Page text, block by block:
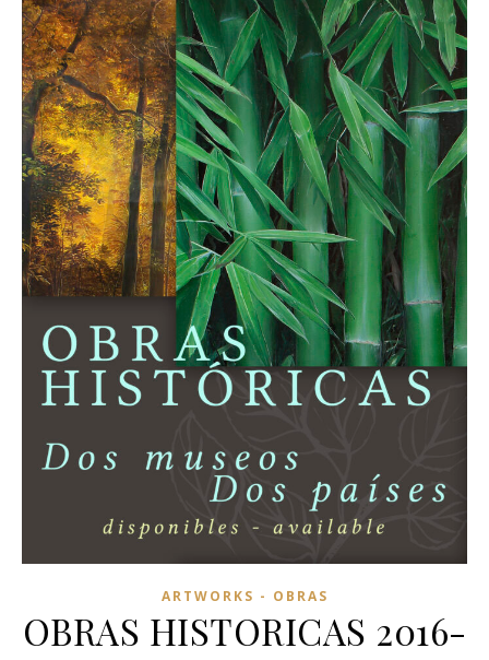
ARTWORKS - OBRAS
OBRAS HISTORICAS 2016-